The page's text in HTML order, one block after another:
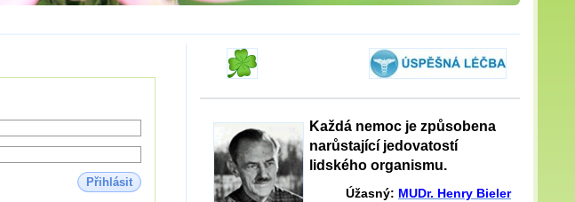
Přihlásit
Každá nemoc je způsobena
narůstající jedovatostí
lidského organismu.
Úžasný: MUDr. Henry Bieler